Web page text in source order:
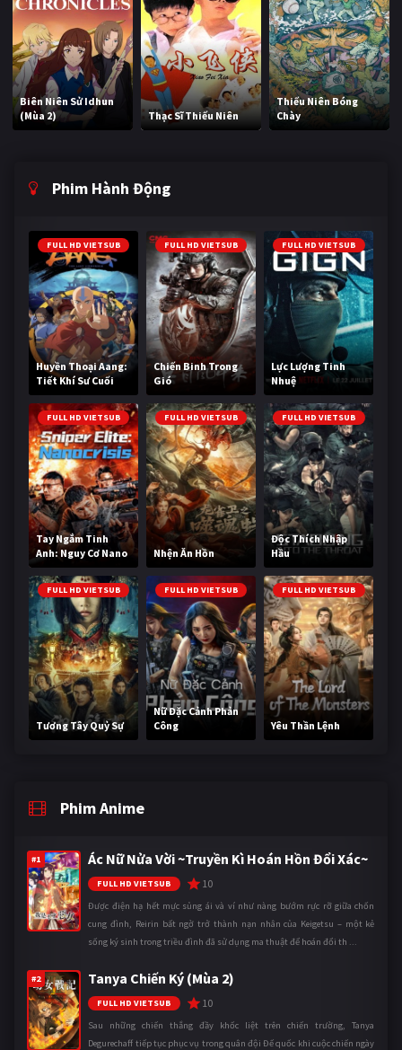
Biên Niên Sử Idhun
(Mùa 2)
Thạc Sĩ Thiếu Niên
Thiếu Niên Bóng
Chày
Phim Hành Động
FULL HD VIETSUB
Huyền Thoại Aang:
Tiết Khí Sư Cuối
Cùng
FULL HD VIETSUB
Chiến Binh Trong
Gió
FULL HD VIETSUB
Lực Lượng Tinh
Nhuệ
FULL HD VIETSUB
Tay Ngắm Tinh
Anh: Nguy Cơ Nano
FULL HD VIETSUB
Nhện Ăn Hồn
FULL HD VIETSUB
Độc Thích Nhập
Hầu
FULL HD VIETSUB
Tương Tây Quỷ Sự
FULL HD VIETSUB
Nữ Đặc Cảnh Phản
Công
FULL HD VIETSUB
Yêu Thần Lệnh
Phim Anime
#1 Ác Nữ Nửa Vời ~Truyền Kì Hoán Hồn Đổi Xác~
FULL HD VIETSUB 10
Được điện hạ hết mực sủng ái và ví như nàng bướm rực rỡ giữa chốn
cung đình, Reirin bất ngờ trở thành nạn nhân của Keigetsu – một kẻ
sống ký sinh trong triều đình đã sử dụng ma thuật để hoán đổi th ...
#2 Tanya Chiến Ký (Mùa 2)
FULL HD VIETSUB 10
Sau những chiến thắng đầy khốc liệt trên chiến trường, Tanya
Degurechaff tiếp tục phục vụ trong quân đội Đế quốc khi cuộc chiến ngày